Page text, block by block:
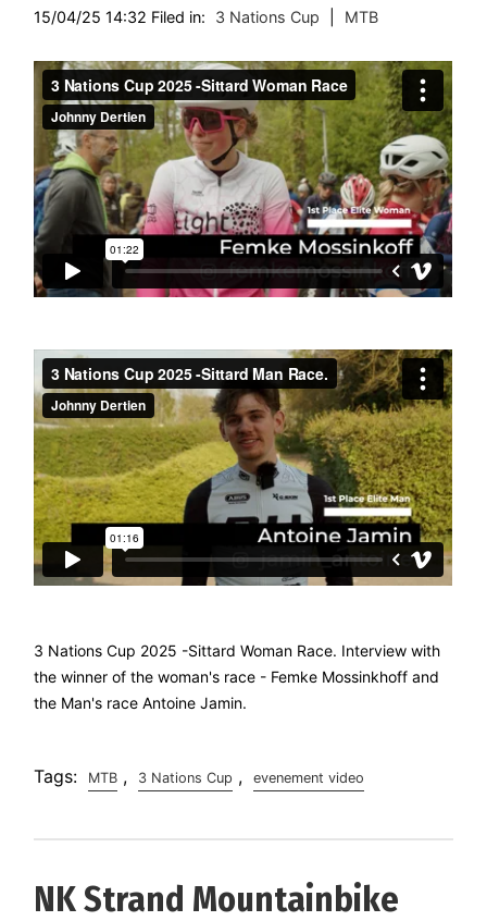
15/04/25 14:32 Filed in: 3 Nations Cup MTB
3 Nations Cup 2025 -Sittard Woman Race. Interview with
the winner of the woman's race - Femke Mossinkhoff and
the Man's race Antoine Jamin.
Tags: MTB , 3 Nations Cup , evenement video
NK Strand Mountainbike